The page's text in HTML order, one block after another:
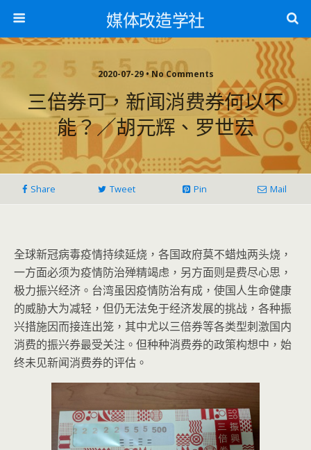
媒体改造学社
2020-07-29 • No Comments
三倍券可，新闻消费券何以不
能？／胡元辉、罗世宏
Share Tweet Pin Mail
全球新冠病毒疫情持续延烧，各国政府莫不蜡烛两头烧，
一方面必须为疫情防治殚精竭虑，另方面则是费尽心思，
极力振兴经济。台湾虽因疫情防治有成，使国人生命健康
的威胁大为减轻，但仍无法免于经济发展的挑战，各种振
兴措施因而接连出笼，其中尤以三倍券等各类型刺激国内
消费的振兴券最受关注。但种种消费券的政策构想中，始
终未见新闻消费券的评估。